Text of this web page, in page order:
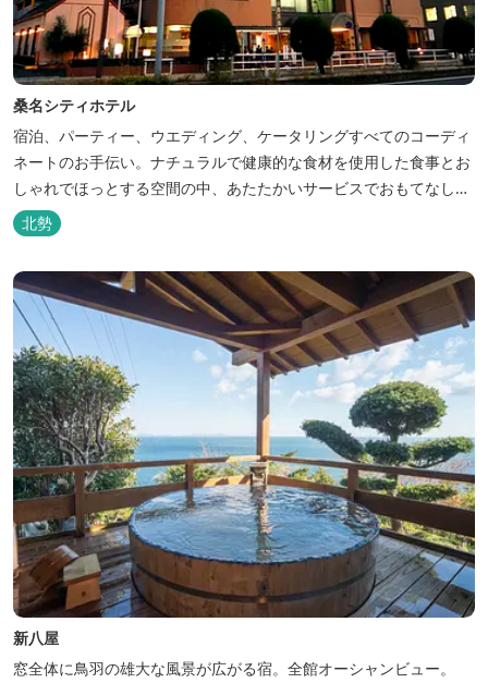
桑名シティホテル
宿泊、パーティー、ウエディング、ケータリングすべてのコーディ
ネートのお手伝い。ナチュラルで健康的な食材を使用した食事とお
しゃれでほっとする空間の中、あたたかいサービスでおもてなしい
たします。
北勢
新八屋
窓全体に鳥羽の雄大な風景が広がる宿。全館オーシャンビュー。